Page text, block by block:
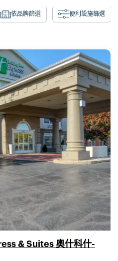
依品牌篩選 便利設施篩選
& Suites 奥什科什-